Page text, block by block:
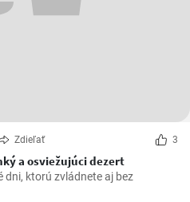
Zdieľať 3
a osviežujúci dezert